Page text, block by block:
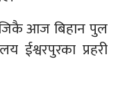
आज बिहान पुल
ईश्वरपुरका प्रहरी